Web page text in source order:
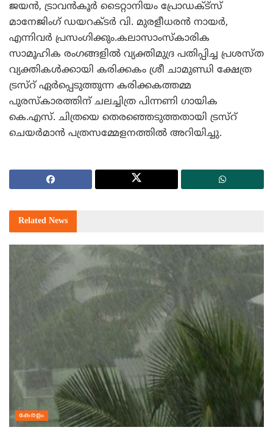
ജയന്‍, ട്രാവന്‍കൂര്‍ ടൈറ്റാനിയം പ്രോഡക്ട്സ്
മാനേജിംഗ് ഡയറക്ടര്‍ വി. മുരളീധരന്‍ നായര്‍,
എന്നിവര്‍ പ്രസംഗിക്കും.കലാസാംസ്കാരിക
സാമൂഹിക രംഗങ്ങളില്‍ വ്യക്തിമുദ്ര പതിപ്പിച്ച പ്രശസ്ത
വ്യക്തികള്‍ക്കായി കരിക്കകം ശ്രീ ചാമുണ്ഡി ക്ഷേത്ര
ട്രസ്റ് ഏര്‍പ്പെടുത്തുന്ന കരിക്കകത്തമ്മ
പുരസ്കാരത്തിന് ചലച്ചിത്ര പിന്നണി ഗായിക
കെ.എസ്. ചിത്രയെ തെരഞ്ഞെടുത്തതായി ട്രസ്റ്
ചെയര്‍മാന്‍ പത്രസമ്മേളനത്തില്‍ അറിയിച്ചു.
Related News
കേരളം